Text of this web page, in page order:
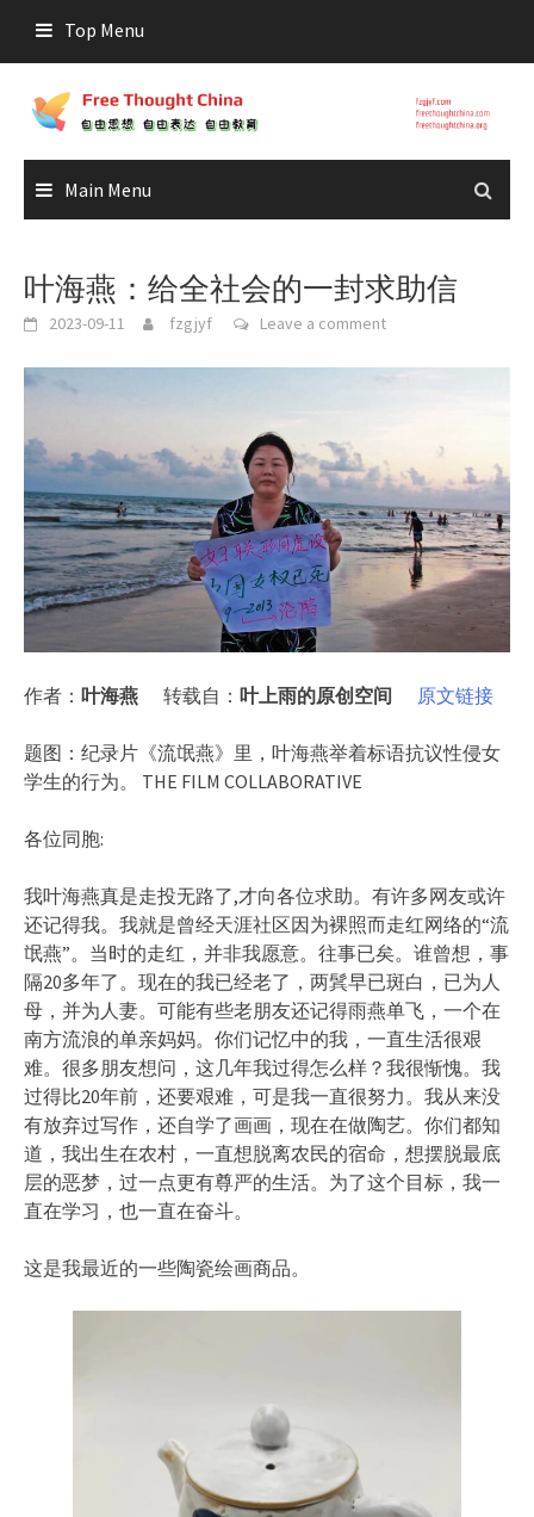
content
Top Menu
Main Menu
叶海燕：给全社会的一封求助信
2023-09-11 fzgjyf Leave a comment
作者： 叶海燕 转载自： 叶上雨的原创空间 原文链接
题图：纪录片《流氓燕》里，叶海燕举着标语抗议性侵女
学生的行为。 THE FILM COLLABORATIVE
各位同胞:
我叶海燕真是走投无路了,才向各位求助。有许多网友或许
还记得我。我就是曾经天涯社区因为裸照而走红网络的“流
氓燕”。当时的走红，并非我愿意。往事已矣。谁曾想，事
隔20多年了。现在的我已经老了，两鬂早已斑白，已为人
母，并为人妻。可能有些老朋友还记得雨燕单飞，一个在
南方流浪的单亲妈妈。你们记忆中的我，一直生活很艰
难。很多朋友想问，这几年我过得怎么样？我很惭愧。我
过得比20年前，还要艰难，可是我一直很努力。我从来没
有放弃过写作，还自学了画画，现在在做陶艺。你们都知
道，我出生在农村，一直想脱离农民的宿命，想摆脱最底
层的恶梦，过一点更有尊严的生活。为了这个目标，我一
直在学习，也一直在奋斗。
这是我最近的一些陶瓷绘画商品。